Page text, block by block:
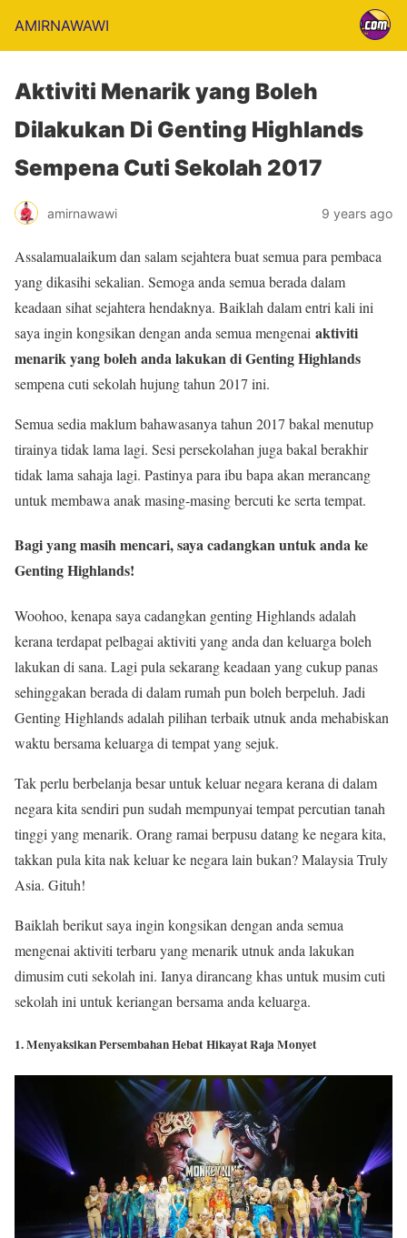
AMIRNAWAWI
Aktiviti Menarik yang Boleh
Dilakukan Di Genting Highlands
Sempena Cuti Sekolah 2017
amirnawawi 9 years ago
Assalamualaikum dan salam sejahtera buat semua para pembaca
yang dikasihi sekalian. Semoga anda semua berada dalam
keadaan sihat sejahtera hendaknya. Baiklah dalam entri kali ini
saya ingin kongsikan dengan anda semua mengenai aktiviti
menarik yang boleh anda lakukan di Genting Highlands
sempena cuti sekolah hujung tahun 2017 ini.
Semua sedia maklum bahawasanya tahun 2017 bakal menutup
tirainya tidak lama lagi. Sesi persekolahan juga bakal berakhir
tidak lama sahaja lagi. Pastinya para ibu bapa akan merancang
untuk membawa anak masing-masing bercuti ke serta tempat.
Bagi yang masih mencari, saya cadangkan untuk anda ke
Genting Highlands!
Woohoo, kenapa saya cadangkan genting Highlands adalah
kerana terdapat pelbagai aktiviti yang anda dan keluarga boleh
lakukan di sana. Lagi pula sekarang keadaan yang cukup panas
sehinggakan berada di dalam rumah pun boleh berpeluh. Jadi
Genting Highlands adalah pilihan terbaik utnuk anda mehabiskan
waktu bersama keluarga di tempat yang sejuk.
Tak perlu berbelanja besar untuk keluar negara kerana di dalam
negara kita sendiri pun sudah mempunyai tempat percutian tanah
tinggi yang menarik. Orang ramai berpusu datang ke negara kita,
takkan pula kita nak keluar ke negara lain bukan? Malaysia Truly
Asia. Gituh!
Baiklah berikut saya ingin kongsikan dengan anda semua
mengenai aktiviti terbaru yang menarik utnuk anda lakukan
dimusim cuti sekolah ini. Ianya dirancang khas untuk musim cuti
sekolah ini untuk keriangan bersama anda keluarga.
1. Menyaksikan Persembahan Hebat Hikayat Raja Monyet